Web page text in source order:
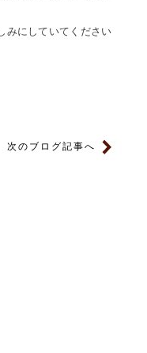
みにしていてください
次のブログ記事へ